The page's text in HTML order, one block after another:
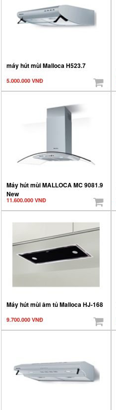
máy hút mùi Malloca H523.7
5.000.000 VNĐ
Máy hút mùi MALLOCA MC 9081.9
New
11.600.000 VNĐ
Máy hút mùi âm tủ Malloca HJ-168
9.700.000 VNĐ